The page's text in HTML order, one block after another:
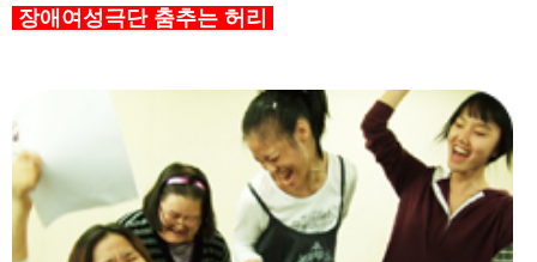
장애여성극단 춤추는 허리